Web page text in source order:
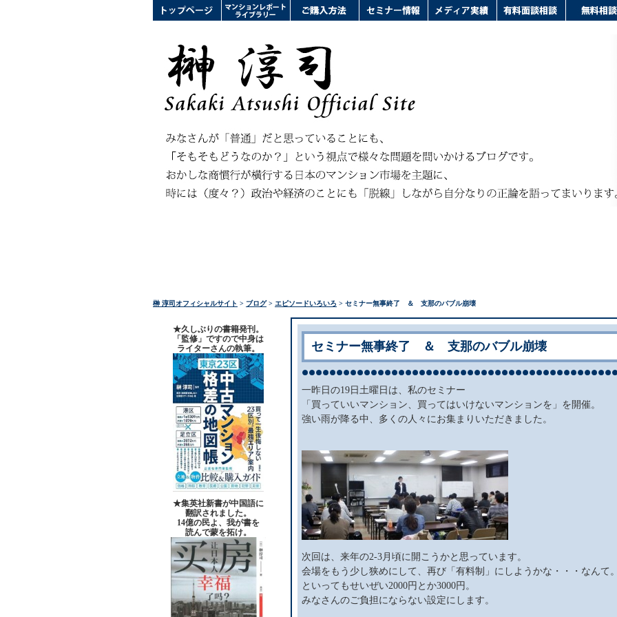
榊 淳司オフィシャルサイト > ブログ> エピソードいろいろ > セミナー無事終了 ＆ 支那のバブル崩壊
★久しぶりの書籍発刊。
「監修」ですので中身は
ライターさんの執筆。
★集英社新書が中国語に
翻訳されました。
14億の民よ、我が書を
読んで蒙を拓け。
セミナー無事終了 ＆ 支那のバブル崩壊
一昨日の19日土曜日は、私のセミナー
「買っていいマンション、買ってはいけないマンションを」を開催。
強い雨が降る中、多くの人々にお集まりいただきました。
次回は、来年の2-3月頃に開こうかと思っています。
会場をもう少し狭めにして、再び「有料制」にしようかな・・・なんて
といってもせいぜい2000円とか3000円。
みなさんのご負担にならない設定にします。